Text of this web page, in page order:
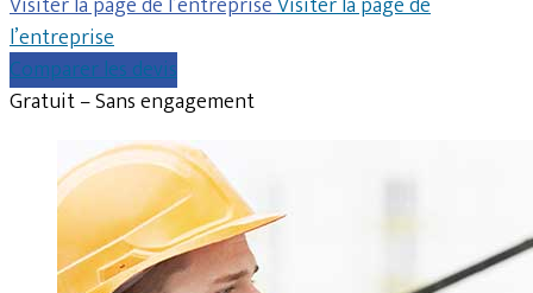
l’entreprise
Comparer les devis
Gratuit – Sans engagement